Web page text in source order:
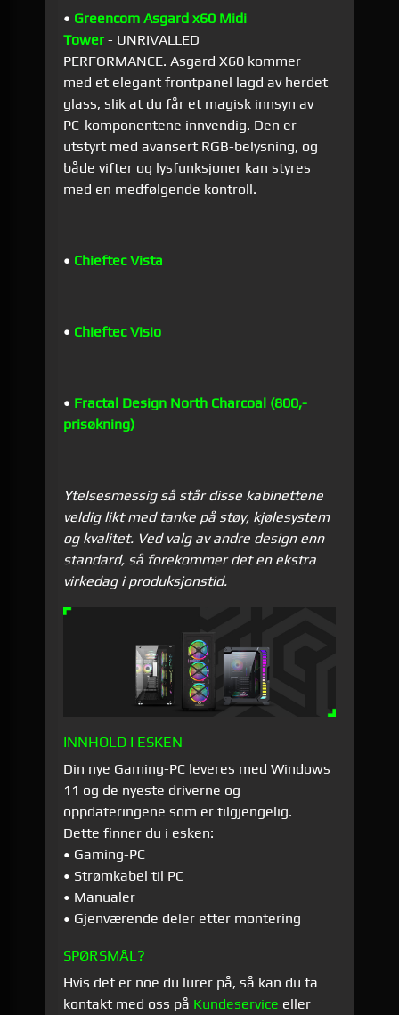
• Greencom Asgard x60 Midi
Tower - UNRIVALLED
PERFORMANCE. Asgard X60 kommer
med et elegant frontpanel lagd av herdet
glass, slik at du får et magisk innsyn av
PC-komponentene innvendig. Den er
utstyrt med avansert RGB-belysning, og
både vifter og lysfunksjoner kan styres
med en medfølgende kontroll.
• Chieftec Vista
• Chieftec Visio
• Fractal Design North Charcoal (800,-
prisøkning)
Ytelsesmessig så står disse kabinettene
veldig likt med tanke på støy, kjølesystem
og kvalitet. Ved valg av andre design enn
standard, så forekommer det en ekstra
virkedag i produksjonstid.
INNHOLD I ESKEN
Din nye Gaming-PC leveres med Windows
11 og de nyeste driverne og
oppdateringene som er tilgjengelig.
Dette finner du i esken:
• Gaming-PC
• Strømkabel til PC
• Manualer
• Gjenværende deler etter montering
SPØRSMÅL?
Hvis det er noe du lurer på, så kan du ta
kontakt med oss på Kundeservice eller